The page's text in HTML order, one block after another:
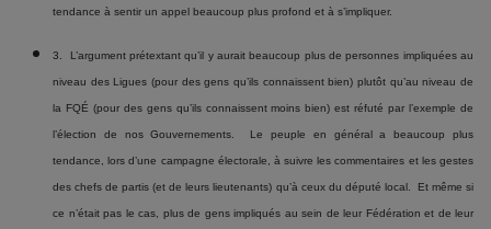
tendance à sentir un appel beaucoup plus profond et à s’impliquer.
3. L’argument prétextant qu’il y aurait beaucoup plus de personnes impliquées au
niveau des Ligues (pour des gens qu’ils connaissent bien) plutôt qu’au niveau de
la FQÉ (pour des gens qu’ils connaissent moins bien) est réfuté par l’exemple de
l’élection de nos Gouvernements. Le peuple en général a beaucoup plus
tendance, lors d’une campagne électorale, à suivre les commentaires et les gestes
des chefs de partis (et de leurs lieutenants) qu’à ceux du député local. Et même si
ce n’était pas le cas, plus de gens impliqués au sein de leur Fédération et de leur